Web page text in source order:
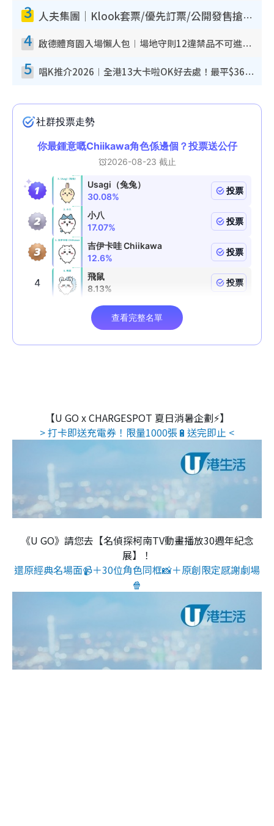
3 人夫集團｜Klook套票/優先訂票/公開發售搶飛攻略！附票價.購票連結.場地座位表
4 啟德體育園入場懶人包︱場地守則12違禁品不可進場准帶細水樽但全場禁樽蓋！應援牌有限制！
5 唱K推介2026︱全港13大卡啦OK好去處！最平$36起 日文K都有！(附地址+收費詳情)
【U GO x CHARGESPOT 夏日消暑企劃⚡】
> 打卡即送充電券！限量1000張🔋送完即止 <
《U GO》請您去【名偵探柯南TV動畫播放30週年紀念
展】！
還原經典名場面📹＋30位角色同框📸＋原創限定感謝劇場
🍿